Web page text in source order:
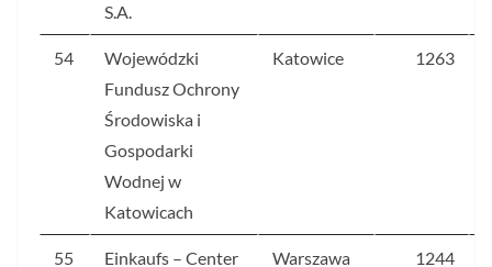
S.A.
54
Wojewódzki
Fundusz Ochrony
Środowiska i
Gospodarki
Wodnej w
Katowicach
Katowice 1263
55 Einkaufs – Center Warszawa 1244